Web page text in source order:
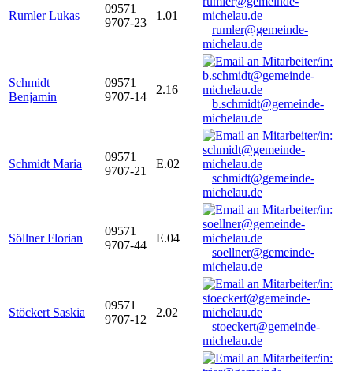
Rumler Lukas
09571
9707-23
1.01
rumler@gemeinde-
michelau.de
Schmidt
Benjamin
09571
9707-14
2.16
b.schmidt@gemeinde-
michelau.de
Schmidt Maria
09571
9707-21
E.02
schmidt@gemeinde-
michelau.de
Söllner Florian
09571
9707-44
E.04
soellner@gemeinde-
michelau.de
Stöckert Saskia
09571
9707-12
2.02
stoeckert@gemeinde-
michelau.de